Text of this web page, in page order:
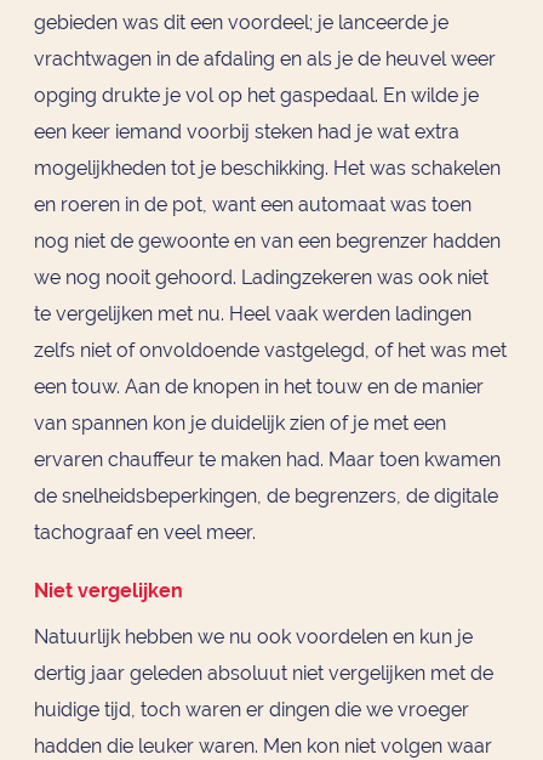
gebieden was dit een voordeel; je lanceerde je
vrachtwagen in de afdaling en als je de heuvel weer
opging drukte je vol op het gaspedaal. En wilde je
een keer iemand voorbij steken had je wat extra
mogelijkheden tot je beschikking. Het was schakelen
en roeren in de pot, want een automaat was toen
nog niet de gewoonte en van een begrenzer hadden
we nog nooit gehoord. Ladingzekeren was ook niet
te vergelijken met nu. Heel vaak werden ladingen
zelfs niet of onvoldoende vastgelegd, of het was met
een touw. Aan de knopen in het touw en de manier
van spannen kon je duidelijk zien of je met een
ervaren chauffeur te maken had. Maar toen kwamen
de snelheidsbeperkingen, de begrenzers, de digitale
tachograaf en veel meer.
Niet vergelijken
Natuurlijk hebben we nu ook voordelen en kun je
dertig jaar geleden absoluut niet vergelijken met de
huidige tijd, toch waren er dingen die we vroeger
hadden die leuker waren. Men kon niet volgen waar